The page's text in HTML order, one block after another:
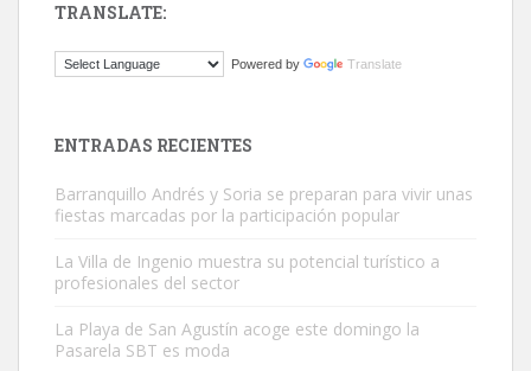
El ayuntamiento se va a llevar a Los Gatos callejeros de la zona los
Este gato macho ha aparecido en la calle hace menos de un mes,
TRANSLATE:
Powered by Translate
ENTRADAS RECIENTES
Barranquillo Andrés y Soria se preparan para vivir unas
fiestas marcadas por la participación popular
La Villa de Ingenio muestra su potencial turístico a
profesionales del sector
La Playa de San Agustín acoge este domingo la
Pasarela SBT es moda